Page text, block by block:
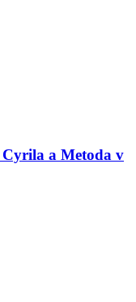
a Metoda v